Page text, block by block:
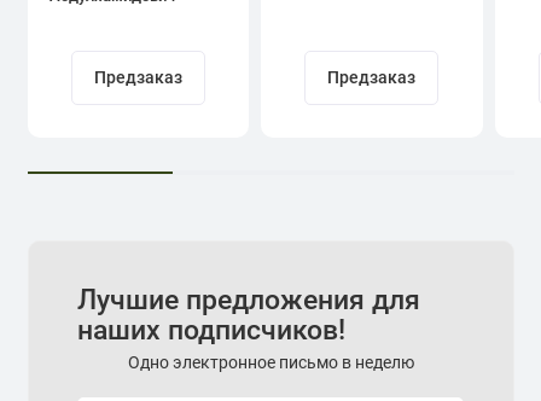
Предзаказ Предзаказ
Лучшие предложения для
наших подписчиков!
Одно электронное письмо в неделю